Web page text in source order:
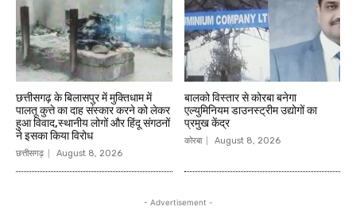
छत्तीसगढ़ के बिलासपुर में मुक्तिधाम में
पालतू कुत्ते का दाह संस्कार करने को लेकर
हुआ विवाद,स्थानीय लोगों और हिंदू संगठनों
ने इसका किया विरोध
छत्तीसगढ़ August 8, 2026
बालको विस्तार से कोरबा बनेगा
एल्युमिनियम डाउनस्ट्रीम उद्योगों का
प्रमुख केंद्र
कोरबा August 8, 2026
- Advertisement -